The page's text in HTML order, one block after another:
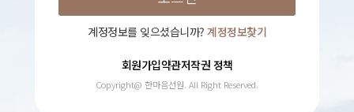
계정정보를 잊으셨습니까? 계정정보찾기
회원가입약관저작권 정책
Copyright@ 한마음선원. All Right Reserved.